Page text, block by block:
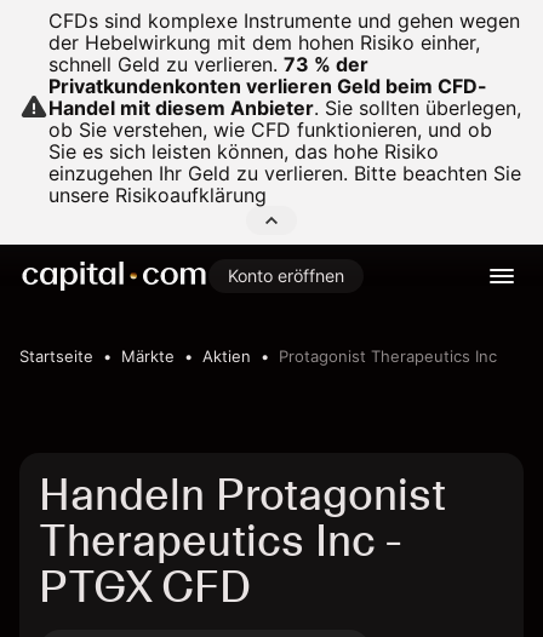
CFDs sind komplexe Instrumente und gehen wegen
der Hebelwirkung mit dem hohen Risiko einher,
schnell Geld zu verlieren. 73 % der
Privatkundenkonten verlieren Geld beim CFD-
Handel mit diesem Anbieter. Sie sollten überlegen,
ob Sie verstehen, wie CFD funktionieren, und ob
Sie es sich leisten können, das hohe Risiko
einzugehen Ihr Geld zu verlieren. Bitte beachten Sie
unsere Risikoaufklärung
Konto eröffnen
Startseite Märkte Aktien Protagonist Therapeutics Inc
Handeln Protagonist
Therapeutics Inc -
PTGX CFD